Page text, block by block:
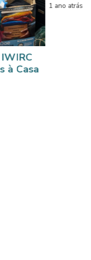
1 ano atrás